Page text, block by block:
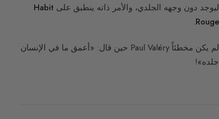
ليوجد دون وجهه الجلدي، والأمر ذاته ينطبق على Habit
Rouge
.
لم يكن مخطئاً Paul Valéry حين قال: «أعمق ما في الإنسان
جلده»!